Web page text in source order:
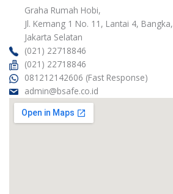
e o
o i
n
Graha Rumah Hobi,
Jl. Kemang 1 No. 11, Lantai 4, Bangka,
Jakarta Selatan
(021) 22718846
(021) 22718846
081212142606 (Fast Response)
admin@bsafe.co.id